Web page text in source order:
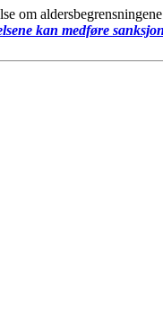
om
kan medføre